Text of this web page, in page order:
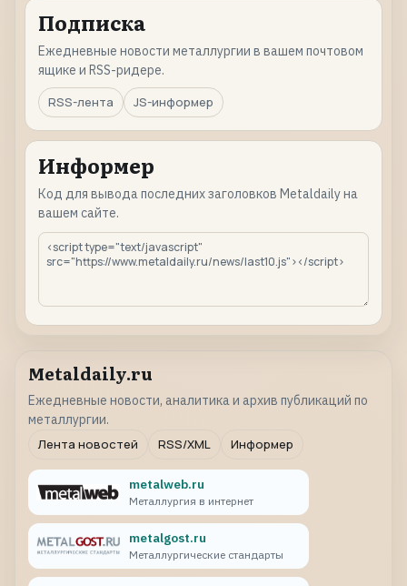
Подписка
Ежедневные новости металлургии в вашем почтовом
ящике и RSS-ридере.
RSS-лента
JS-информер
Информер
Код для вывода последних заголовков Metaldaily на
вашем сайте.
Metaldaily.ru
Ежедневные новости, аналитика и архив публикаций по
металлургии.
Лента новостей
RSS/XML Информер
metalweb.ru
Металлургия в интернет
metalgost.ru
Металлургические стандарты